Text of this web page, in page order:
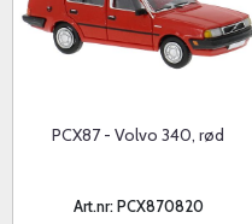
PCX87 - Volvo 340, rød
Art.nr: PCX870820